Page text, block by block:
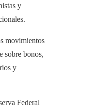
y
movimientos
sobre bonos,
y
Federal